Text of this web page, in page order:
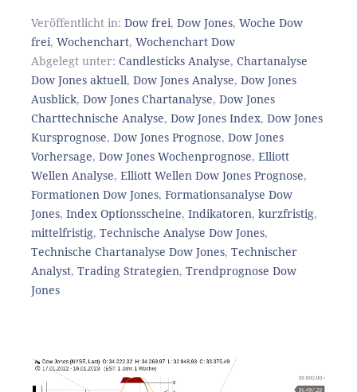
Veröffentlicht in: Dow frei, Dow Jones, Woche Dow
frei, Wochenchart, Wochenchart Dow
Abgelegt unter: Candlesticks Analyse, Chartanalyse
Dow Jones aktuell, Dow Jones Analyse, Dow Jones
Ausblick, Dow Jones Chartanalyse, Dow Jones
Charttechnische Analyse, Dow Jones Index, Dow Jones
Kursprognose, Dow Jones Prognose, Dow Jones
Vorhersage, Dow Jones Wochenprognose, Elliott
Wellen Analyse, Elliott Wellen Dow Jones Prognose,
Formationen Dow Jones, Formationsanalyse Dow
Jones, Index Optionsscheine, Indikatoren, kurzfristig,
mittelfristig, Technische Analyse Dow Jones,
Technische Chartanalyse Dow Jones, Technischer
Analyst, Trading Strategien, Trendprognose Dow
Jones